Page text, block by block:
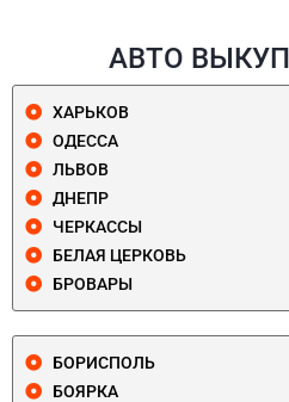
АВТО
ХАРЬКОВ
ОДЕССА
ЛЬВОВ
ДНЕПР
ЧЕРКАССЫ
БЕЛАЯ ЦЕРКОВЬ
БРОВАРЫ
БОРИСПОЛЬ
БОЯРКА